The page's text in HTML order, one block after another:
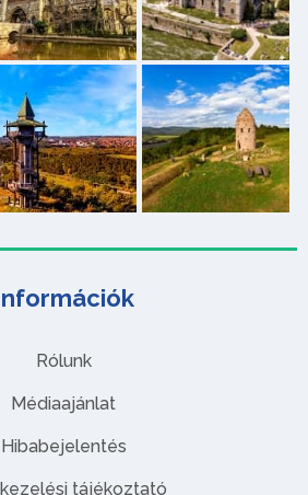
Rólunk
Médiaajánlat
Hibabejelentés
tájékoztató